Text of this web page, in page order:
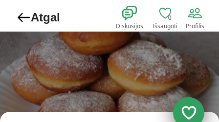
Atgal
Diskusijos
0
Išsaugoti Profilis